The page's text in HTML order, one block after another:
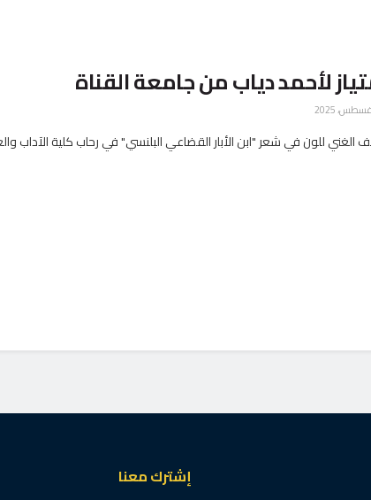
لأحمد دياب من جامعة القناة
الغني للون في شعر "ابن الأبار القضاعي البلنسي" في رحاب كلية الآداب
إشترك معنا